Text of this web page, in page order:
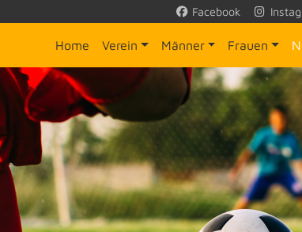
Facebook
Home Verein Männer Frauen